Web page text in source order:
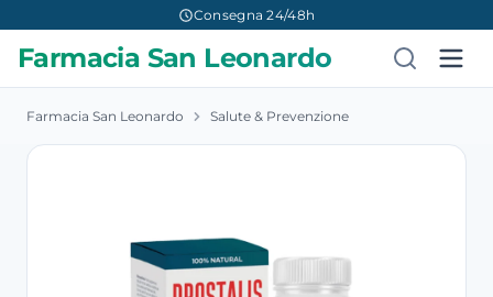
Consegna 24/48h
Farmacia San Leonardo
Farmacia San Leonardo Salute & Prevenzione